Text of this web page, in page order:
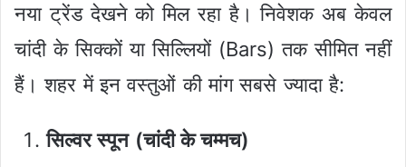
नया ट्रेंड देखने को मिल रहा है। निवेशक अब केवल
चांदी के सिक्कों या सिल्लियों (Bars) तक सीमित नहीं
हैं। शहर में इन वस्तुओं की मांग सबसे ज्यादा है:
सिल्वर स्पून (चांदी के चम्मच)